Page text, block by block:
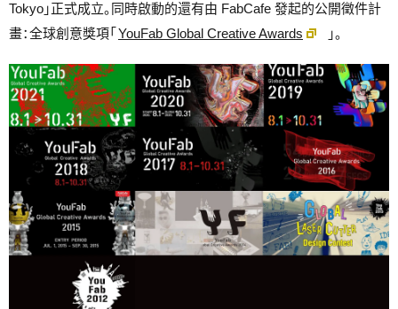
Tokyo」正式成立。同時啟動的還有由 FabCafe 發起的公開徵件計
畫：全球創意獎項「 YouFab Global Creative Awards 」。